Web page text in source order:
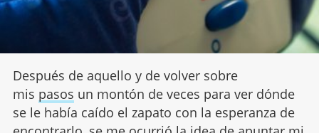
Después de aquello y de volver sobre
mis pasos un montón de veces para ver dónde
se le había caído el zapato con la esperanza de